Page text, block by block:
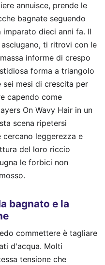
annuisce, prende le
bagnate seguendo
imparato dieci anni fa. Il
ti ritrovi con le
informe di crespo
forma a triangolo
sei mesi di crescita per
capendo come
On Wavy Hair in un
scena ripetersi
leggerezza e
del loro riccio
le forbici non
bagnato e la
commettere è tagliare
d'acqua. Molti
tensione che